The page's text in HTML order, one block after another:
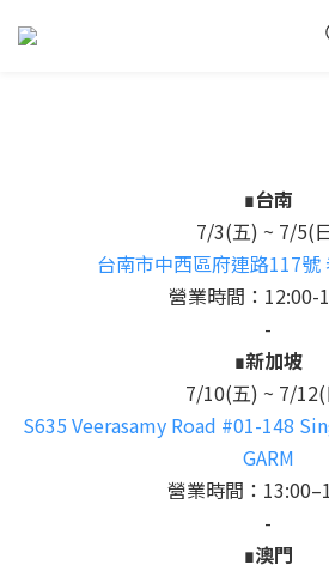
∎台南
7/3(五) ~ 7/5(
台南市中西區府連路117號
營業時間：12:00-
-
∎新加坡
7/10(五) ~ 7/
S635 Veerasamy Road #01-148
GARM
營業時間：
-
∎澳門